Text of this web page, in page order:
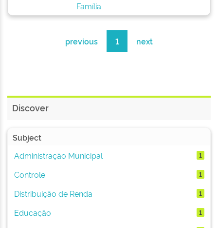
Família
previous 1 next
Discover
Subject
Administração Municipal
1
Controle 1
Distribuição de Renda 1
Educação 1